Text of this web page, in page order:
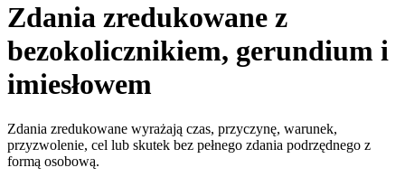
Zdania zredukowane z
bezokolicznikiem, gerundium i
imiesłowem
Zdania zredukowane wyrażają czas, przyczynę, warunek,
przyzwolenie, cel lub skutek bez pełnego zdania podrzędnego z
formą osobową.